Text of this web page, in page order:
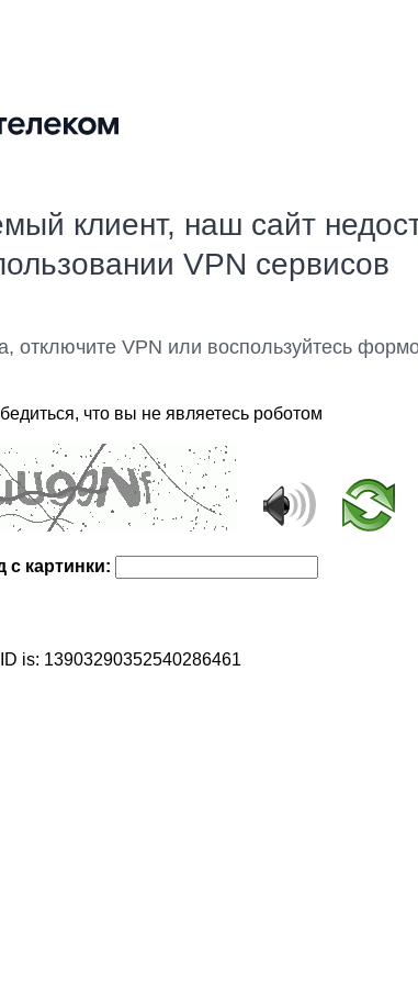
клиент, наш сайт
VPN сервисов
отключите VPN или воспользуйтесь
что вы не являетесь роботом
с картинки:
is: 13903290352540286461